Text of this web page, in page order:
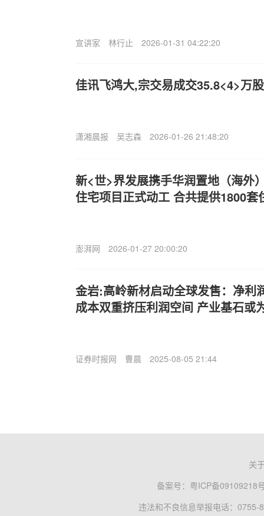
宣讲家 林行止 2026-01-31 04:22:20
佳讯飞鸿大,宗交易成交35.8<4>万
潇湘晨报 吴志森 2026-01-26 21:48:20
新<世>界发展携手华润置地（海外
住宅项目正式动工 合共提供1800套
澎湃网 2026-01-27 20:00:20
金岩:高岭新材启动全球发售：净利
成本双重挤压利润空间 产业基石或
证券时报网 曹晨 2025-08-05 21:44
关
备案号： 粤ICP备09109218
违法和不良信息举报电话：0755-